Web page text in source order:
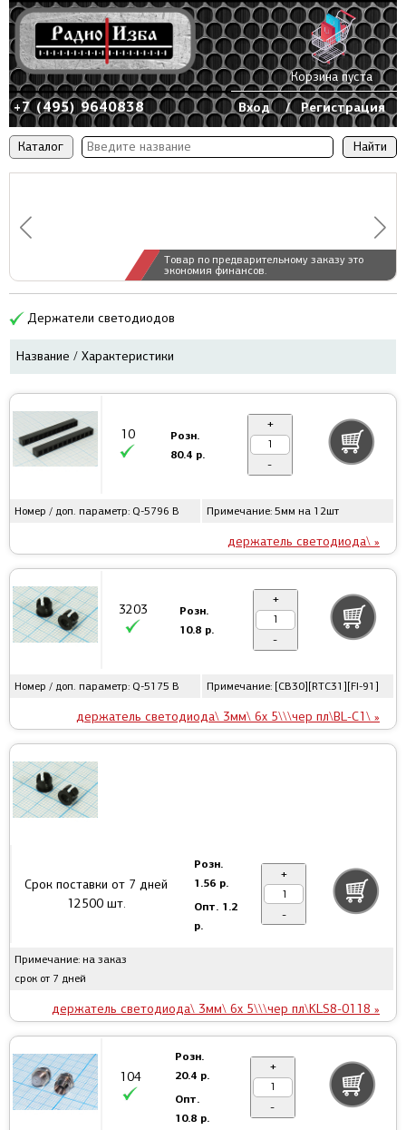
Каталог
Товар по предварительному заказу это
экономия финансов.
+7 (495) 9640838 Вход / Регистрация
Корзина пуста
Держатели светодиодов
Название / Характеристики
Номер / доп. параметр: Q-5796 B Примечание: 5мм на 12шт
держатель светодиода\ »
10
Розн.
80.4 р.
+
-
Номер / доп. параметр: Q-5175 B Примечание: [CB30][RTC31][FI-91]
держатель светодиода\ 3мм\ 6x 5\\\чер пл\BL-C1\ »
3203
Розн.
10.8 р.
+
-
Примечание: на заказ
срок от 7 дней
держатель светодиода\ 3мм\ 6x 5\\\чер пл\KLS8-0118 »
Срок поставки от 7 дней
12500 шт.
Розн.
1.56 р.
Опт. 1.2
р.
+
-
104
Розн.
20.4 р.
Опт.
10.8 р.
+
-